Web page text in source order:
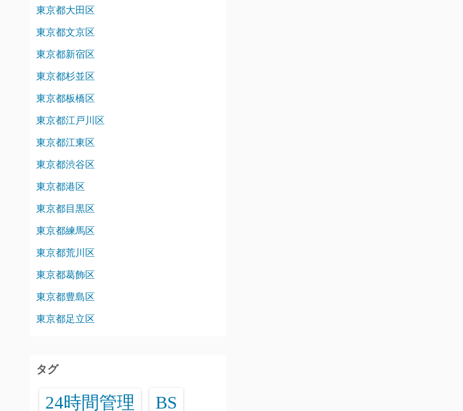
東京都大田区
東京都文京区
東京都新宿区
東京都杉並区
東京都板橋区
東京都江戸川区
東京都江東区
東京都渋谷区
東京都港区
東京都目黒区
東京都練馬区
東京都荒川区
東京都葛飾区
東京都豊島区
東京都足立区
タグ
24時間管理 BS